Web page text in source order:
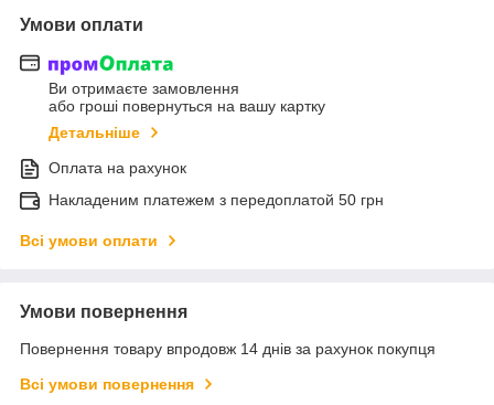
Умови оплати
Ви отримаєте замовлення
або гроші повернуться на вашу картку
Детальніше
Оплата на рахунок
Накладеним платежем з передоплатой 50 грн
Всі умови оплати
Умови повернення
Повернення товару впродовж 14 днів за рахунок покупця
Всі умови повернення